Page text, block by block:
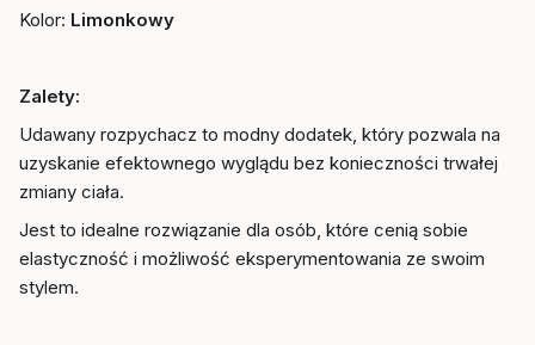
Kolor: Limonkowy
Zalety:
Udawany rozpychacz to modny dodatek, który pozwala na
uzyskanie efektownego wyglądu bez konieczności trwałej
zmiany ciała.
Jest to idealne rozwiązanie dla osób, które cenią sobie
elastyczność i możliwość eksperymentowania ze swoim
stylem.